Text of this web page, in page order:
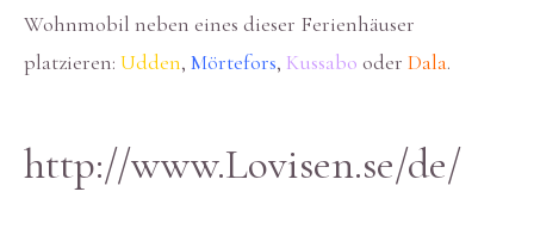
Wohnmobil neben eines dieser Ferienhäuser
platzieren: Udden, Mörtefors, Kussabo oder Dala.
http://www.Lovisen.se/de/